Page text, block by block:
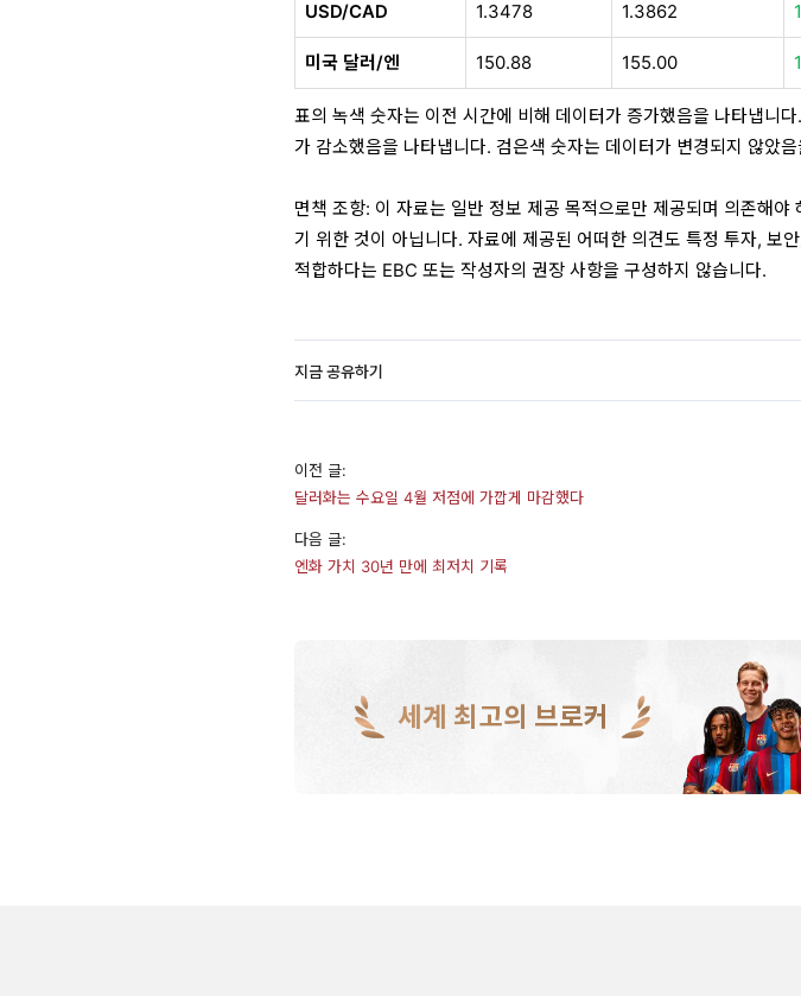
USD/CAD 1.3478 1.3862
미국 달러/엔 150.88 155.00
표의 녹색 숫자는 이전 시간에 비해 데이터가 증가했음을 나타냅니
가 감소했음을 나타냅니다. 검은색 숫자는 데이터가 변경되지 않았
면책 조항: 이 자료는 일반 정보 제공 목적으로만 제공되며 의존해야
기 위한 것이 아닙니다. 자료에 제공된 어떠한 의견도 특정 투자, 보
적합하다는 EBC 또는 작성자의 권장 사항을 구성하지 않습니다.
지금 공유하기
이전 글:
달러화는 수요일 4월 저점에 가깝게 마감했다
다음 글:
엔화 가치 30년 만에 최저치 기록
세계 최고의 브로커